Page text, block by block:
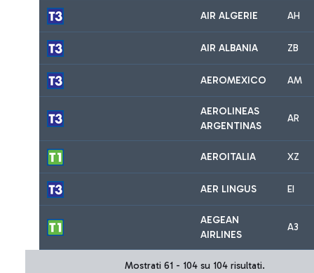
AIR ALGERIE AH
AIR ALBANIA ZB
AEROMEXICO AM
AEROLINEAS
ARGENTINAS
AR
AEROITALIA XZ
AER LINGUS EI
AEGEAN
AIRLINES
A3
Mostrati 61 - 104 su 104 risultati.